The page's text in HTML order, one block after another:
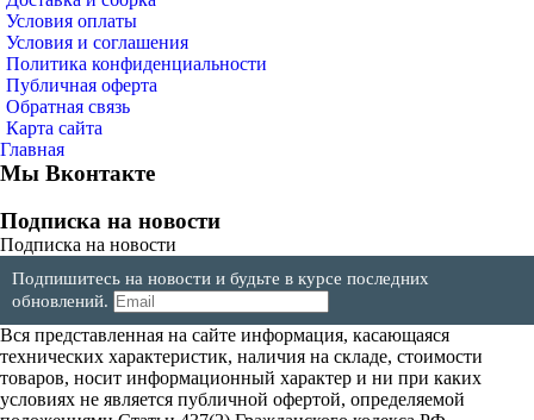
Условия оплаты
Условия и соглашения
Политика конфиденциальности
Публичная оферта
Обратная связь
Карта сайта
Главная
Мы Вконтакте
Подписка на новости
Подписка на новости
Подпишитесь на новости и будьте в курсе последних
обновлений.
Вся представленная на сайте информация, касающаяся
технических характеристик, наличия на складе, стоимости
товаров, носит информационный характер и ни при каких
условиях не является публичной офертой, определяемой